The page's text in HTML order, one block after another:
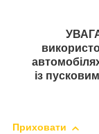
із
Приховати